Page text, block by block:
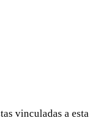
vinculadas a esta